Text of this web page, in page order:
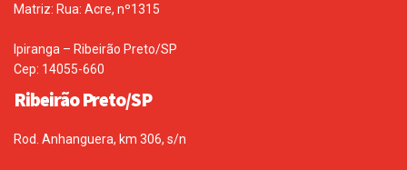
Matriz: Rua: Acre, nº1315
Ipiranga – Ribeirão Preto/SP
Cep: 14055-660
Ribeirão Preto/SP
Rod. Anhanguera, km 306, s/n